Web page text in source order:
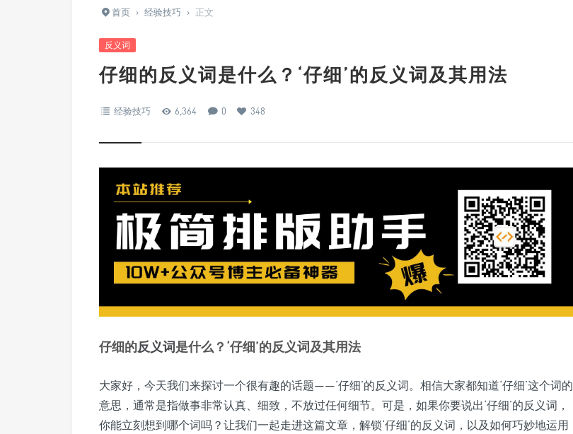
首页 › 经验技巧 › 正文
反义词
仔细的反义词是什么？‘仔细’的反义词及其用法
经验技巧 6,364 0 348
仔细的反义词是什么？‘仔细’的反义词及其用法
大家好，今天我们来探讨一个很有趣的话题——‘仔细’的反义词。相信大家都知道‘仔细’这个词的
意思，通常是指做事非常认真、细致，不放过任何细节。可是，如果你要说出‘仔细’的反义词，
你能立刻想到哪个词吗？让我们一起走进这篇文章，解锁‘仔细’的反义词，以及如何巧妙地运用